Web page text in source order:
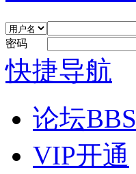
密码
快捷导航
论坛BBS
VIP开通